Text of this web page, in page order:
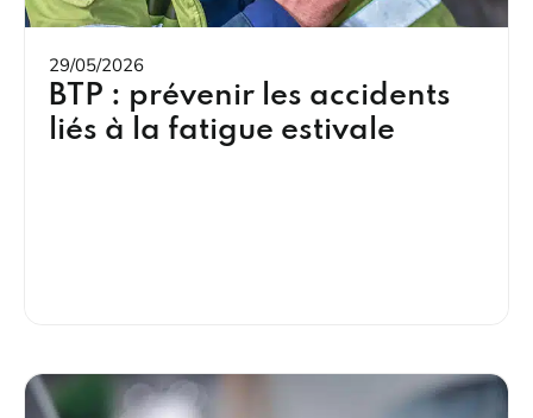
29/05/2026
BTP : prévenir les accidents
liés à la fatigue estivale